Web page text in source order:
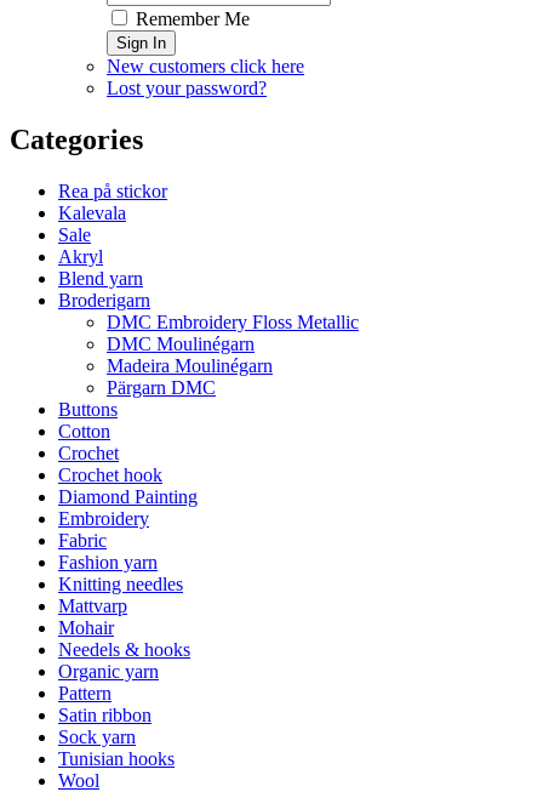
Remember Me
Sign In
New customers click here
Lost your password?
Categories
Rea på stickor
Kalevala
Sale
Akryl
Blend yarn
Broderigarn
DMC Embroidery Floss Metallic
DMC Moulinégarn
Madeira Moulinégarn
Pärgarn DMC
Buttons
Cotton
Crochet
Crochet hook
Diamond Painting
Embroidery
Fabric
Fashion yarn
Knitting needles
Mattvarp
Mohair
Needels & hooks
Organic yarn
Pattern
Satin ribbon
Sock yarn
Tunisian hooks
Wool